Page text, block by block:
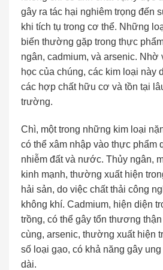
gây ra tác hại nghiêm trọng đến
khi tích tụ trong cơ thể. Những
biến thường gặp trong thực
ngân, cadmium, và arsenic. Nhờ
học của chúng, các kim loại này
các hợp chất hữu cơ và tồn tại
trường.
Chì, một trong những kim loại
có thể xâm nhập vào thực phẩm
nhiễm đất và nước. Thủy ngân,
kinh mạnh, thường xuất hiện
hải sản, do việc chất thải công
không khí. Cadmium, hiện diện
trồng, có thể gây tổn thương
cùng, arsenic, thường xuất hiện
số loại gạo, có khả năng gây
dài.